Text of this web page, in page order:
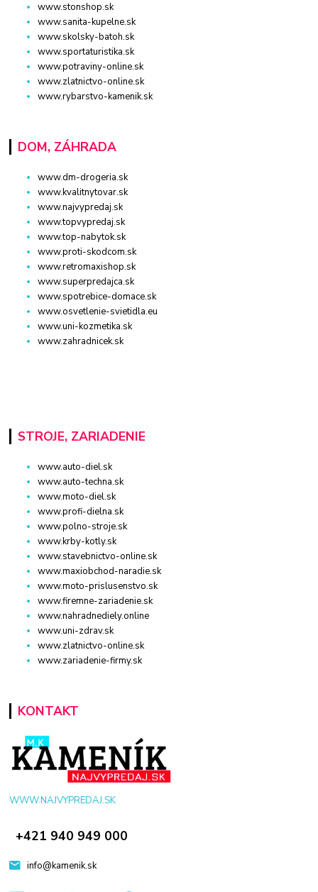
www.stonshop.sk
www.sanita-kupelne.sk
www.skolsky-batoh.sk
www.sportaturistika.sk
www.potraviny-online.sk
www.zlatnictvo-online.sk
www.rybarstvo-kamenik.sk
DOM, ZÁHRADA
www.dm-drogeria.sk
www.kvalitnytovar.sk
www.najvypredaj.sk
www.topvypredaj.sk
www.top-nabytok.sk
www.proti-skodcom.sk
www.retromaxishop.sk
www.superpredajca.sk
www.spotrebice-domace.sk
www.osvetlenie-svietidla.eu
www.uni-kozmetika.sk
www.zahradnicek.sk
STROJE, ZARIADENIE
www.auto-diel.sk
www.auto-techna.sk
www.moto-diel.sk
www.profi-dielna.sk
www.polno-stroje.sk
www.krby-kotly.sk
www.stavebnictvo-online.sk
www.maxiobchod-naradie.sk
www.moto-prislusenstvo.sk
www.firemne-zariadenie.sk
www.nahradnediely.online
www.uni-zdrav.sk
www.zlatnictvo-online.sk
www.zariadenie-firmy.sk
KONTAKT
WWW.NAJVYPREDAJ.SK
+421 940 949 000
info@kamenik.sk